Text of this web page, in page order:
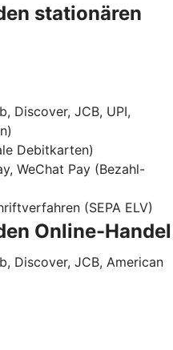
stationären
Discover, JCB, UPI,
Debitkarten)
WeChat Pay (Bezahl-
(SEPA ELV)
Online-Handel
Discover, JCB, American